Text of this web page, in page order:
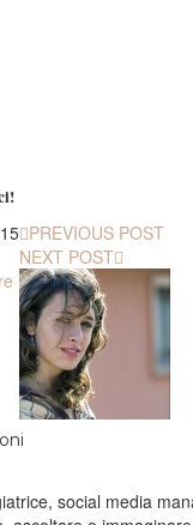
PREVIOUS POST
NEXT POST
social media